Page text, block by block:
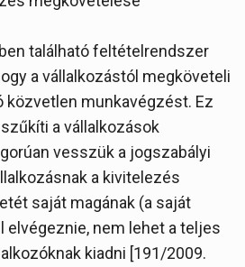
található feltételrendszer
a vállalkozástól megköveteli
közvetlen munkavégzést. Ez
a vállalkozások
vesszük a jogszabályi
a kivitelezés
saját magának (a saját
elvégeznie, nem lehet a teljes
kiadni [191/2009.